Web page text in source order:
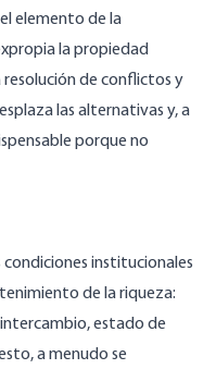
elemento de la
la propiedad
de conflictos y
las alternativas y, a
porque no
institucionales
de la riqueza:
estado de
a menudo se